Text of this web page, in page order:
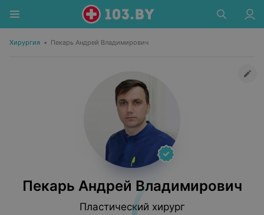
Хирургия • Пекарь Андрей Владимирович
Пекарь Андрей Владимирович
Пластический хирург